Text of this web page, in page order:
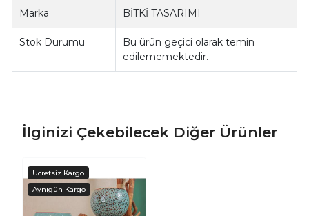
Marka BİTKİ TASARIMI
Stok Durumu
Bu ürün geçici olarak temin
edilememektedir.
İlginizi Çekebilecek Diğer Ürünler